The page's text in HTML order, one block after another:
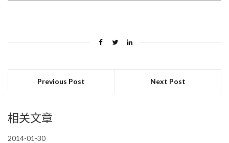
Previous Post Next Post
相关文章
2014-01-30